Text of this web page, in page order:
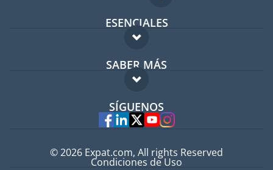
ESENCIALES
Foro para expatriados
Guía para expatriados
Trabajos en el extranjero
SABER MÁS
FAQ
Expertos
SÍGUENOS
© 2026 Expat.com, All rights Reserved
Condiciones de Uso